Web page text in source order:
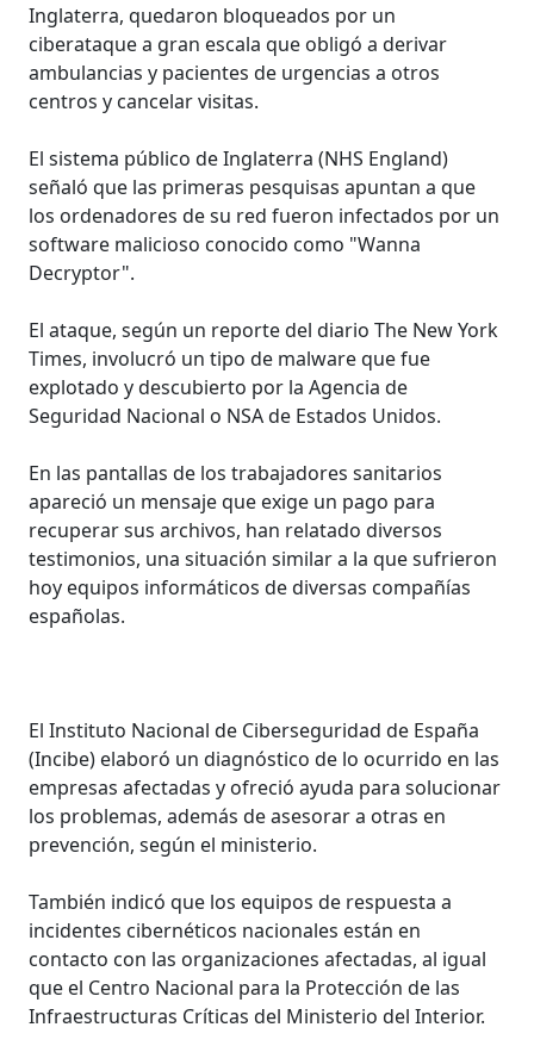
Inglaterra, quedaron bloqueados por un
ciberataque a gran escala que obligó a derivar
ambulancias y pacientes de urgencias a otros
centros y cancelar visitas.
El sistema público de Inglaterra (NHS England)
señaló que las primeras pesquisas apuntan a que
los ordenadores de su red fueron infectados por un
software malicioso conocido como "Wanna
Decryptor".
El ataque, según un reporte del diario The New York
Times, involucró un tipo de malware que fue
explotado y descubierto por la Agencia de
Seguridad Nacional o NSA de Estados Unidos.
En las pantallas de los trabajadores sanitarios
apareció un mensaje que exige un pago para
recuperar sus archivos, han relatado diversos
testimonios, una situación similar a la que sufrieron
hoy equipos informáticos de diversas compañías
españolas.
El Instituto Nacional de Ciberseguridad de España
(Incibe) elaboró un diagnóstico de lo ocurrido en las
empresas afectadas y ofreció ayuda para solucionar
los problemas, además de asesorar a otras en
prevención, según el ministerio.
También indicó que los equipos de respuesta a
incidentes cibernéticos nacionales están en
contacto con las organizaciones afectadas, al igual
que el Centro Nacional para la Protección de las
Infraestructuras Críticas del Ministerio del Interior.